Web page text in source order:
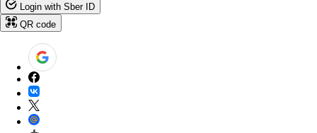
Login with Sber ID
QR code